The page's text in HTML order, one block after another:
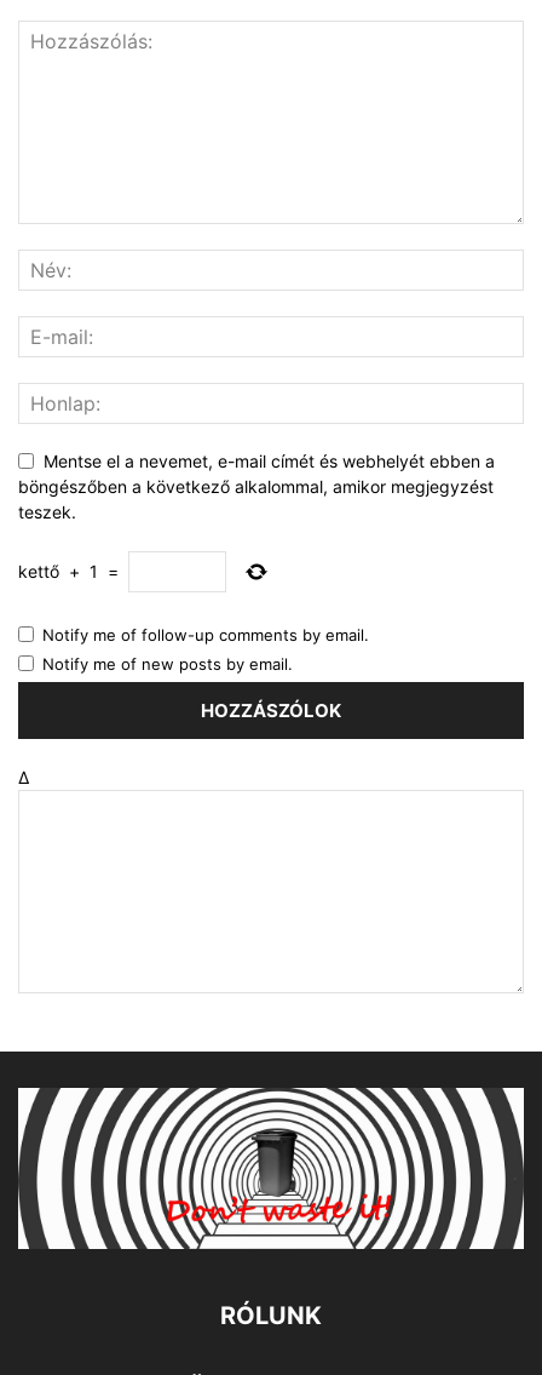
Mentse el a nevemet, e-mail címét és webhelyét ebben a
böngészőben a következő alkalommal, amikor megjegyzést
teszek.
kettő + 1 =
Notify me of follow-up comments by email.
Notify me of new posts by email.
Δ
RÓLUNK